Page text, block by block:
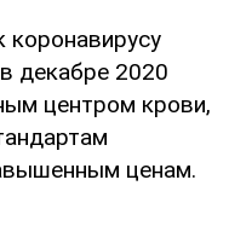
коронавирусу
декабре 2020
центром крови,
ценам.